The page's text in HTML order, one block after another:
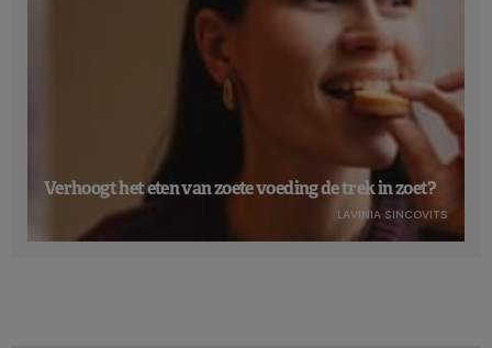
Verhoogt het eten van zoete voeding de trek in zoet?
LAVINIA SINCOVITS